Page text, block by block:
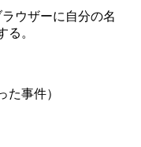
ウザーに自分の名
る。
た事件）